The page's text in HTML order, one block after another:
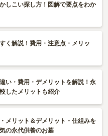
しこい探し方！図解で要点をわか
く解説！費用・注意点・メリッ
い・費用・デメリットを解説！永
したメリットも紹介
メリット＆デメリット・仕組みを
の永代供養のお墓